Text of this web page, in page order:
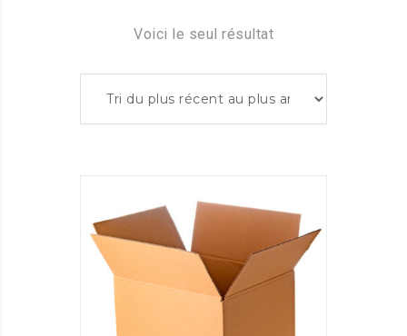
Voici le seul résultat